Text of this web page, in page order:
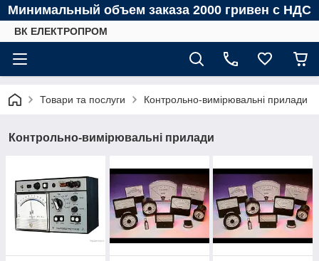
Минимальный объем заказа 2000 гривен с НДС
ВК ЕЛЕКТРОПРОМ
Товари та послуги Контрольно-вимірювальні прилади
Контрольно-вимірювальні прилади